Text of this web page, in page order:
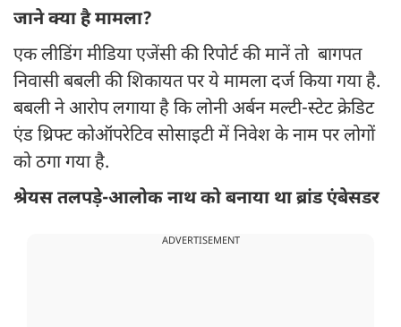
जाने क्या है मामला?
एक लीडिंग मीडिया एजेंसी की रिपोर्ट की मानें तो बागपत
निवासी बबली की शिकायत पर ये मामला दर्ज किया गया है.
बबली ने आरोप लगाया है कि लोनी अर्बन मल्टी-स्टेट क्रेडिट
एंड थ्रिफ्ट कोऑपरेटिव सोसाइटी में निवेश के नाम पर लोगों
को ठगा गया है.
श्रेयस तलपड़े-आलोक नाथ को बनाया था ब्रांड एंबेसडर
ADVERTISEMENT